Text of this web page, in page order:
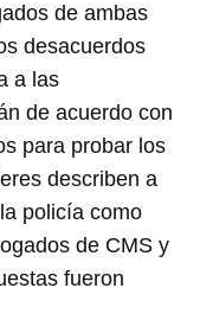
de ambas
desacuerdos
a las
de acuerdo con
para probar los
describen a
policía como
de CMS y
fueron